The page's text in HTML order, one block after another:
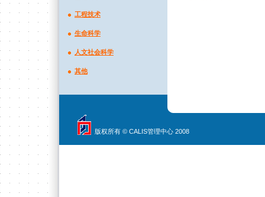
工程技术
生命科学
人文社会科学
其他
版权所有 © CALIS管理中心 2008